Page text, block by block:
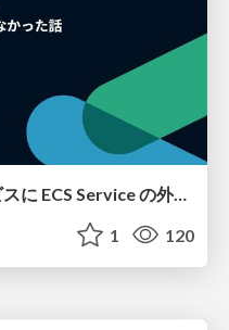
Service Connect 上のサービスに ECS Service の外側から到達できなかった話
1 120